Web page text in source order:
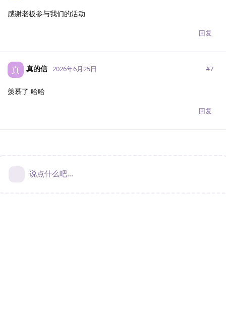
感谢老板参与我们的活动
回复
真 真的信 2026年6月25日 #7
羡慕了 哈哈
回复
说点什么吧...